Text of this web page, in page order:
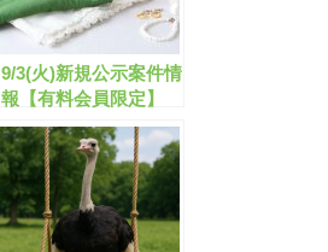
9/3(火)新規公示案件情
報【有料会員限定】